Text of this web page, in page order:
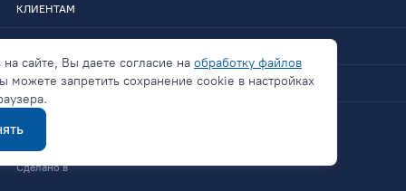
КЛИЕНТАМ
СВЯЗАТЬСЯ
Политика конфиденциальности
Сделано в
на сайте, Вы даете согласие на обработку файлов
можете запретить сохранение cookie в настройках